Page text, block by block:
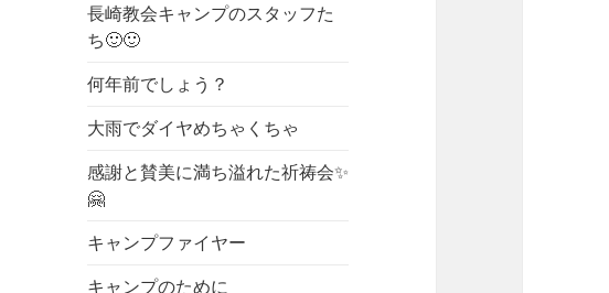
長崎教会キャンプのスタッフた
ち🙂🙂
何年前でしょう？
大雨でダイヤめちゃくちゃ
感謝と賛美に満ち溢れた祈祷会✨
🤗
キャンプファイヤー
キャンプのために